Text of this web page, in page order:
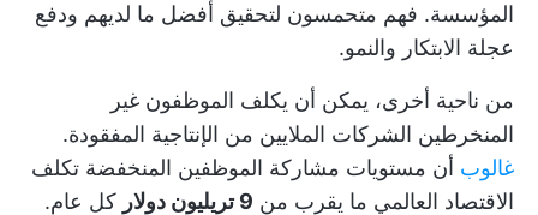
المؤسسة. فهم متحمسون لتحقيق أفضل ما لديهم ودفع
عجلة الابتكار والنمو.
من ناحية أخرى، يمكن أن يكلف الموظفون غير
المنخرطين الشركات الملايين من الإنتاجية المفقودة.
غالوب أن مستويات مشاركة الموظفين المنخفضة تكلف
الاقتصاد العالمي ما يقرب من 9 تريليون دولار
كل عام.